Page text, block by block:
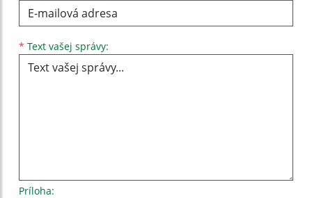
* Text vašej správy:
Príloha: